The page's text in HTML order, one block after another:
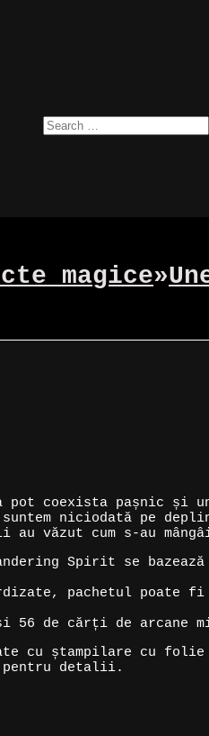
magice»
coexista pașnic și
niciodată pe
văzut cum s-au
Spirit se
pachetul
56 de cărți de arcane
cu ștampilare cu
pentru detalii.